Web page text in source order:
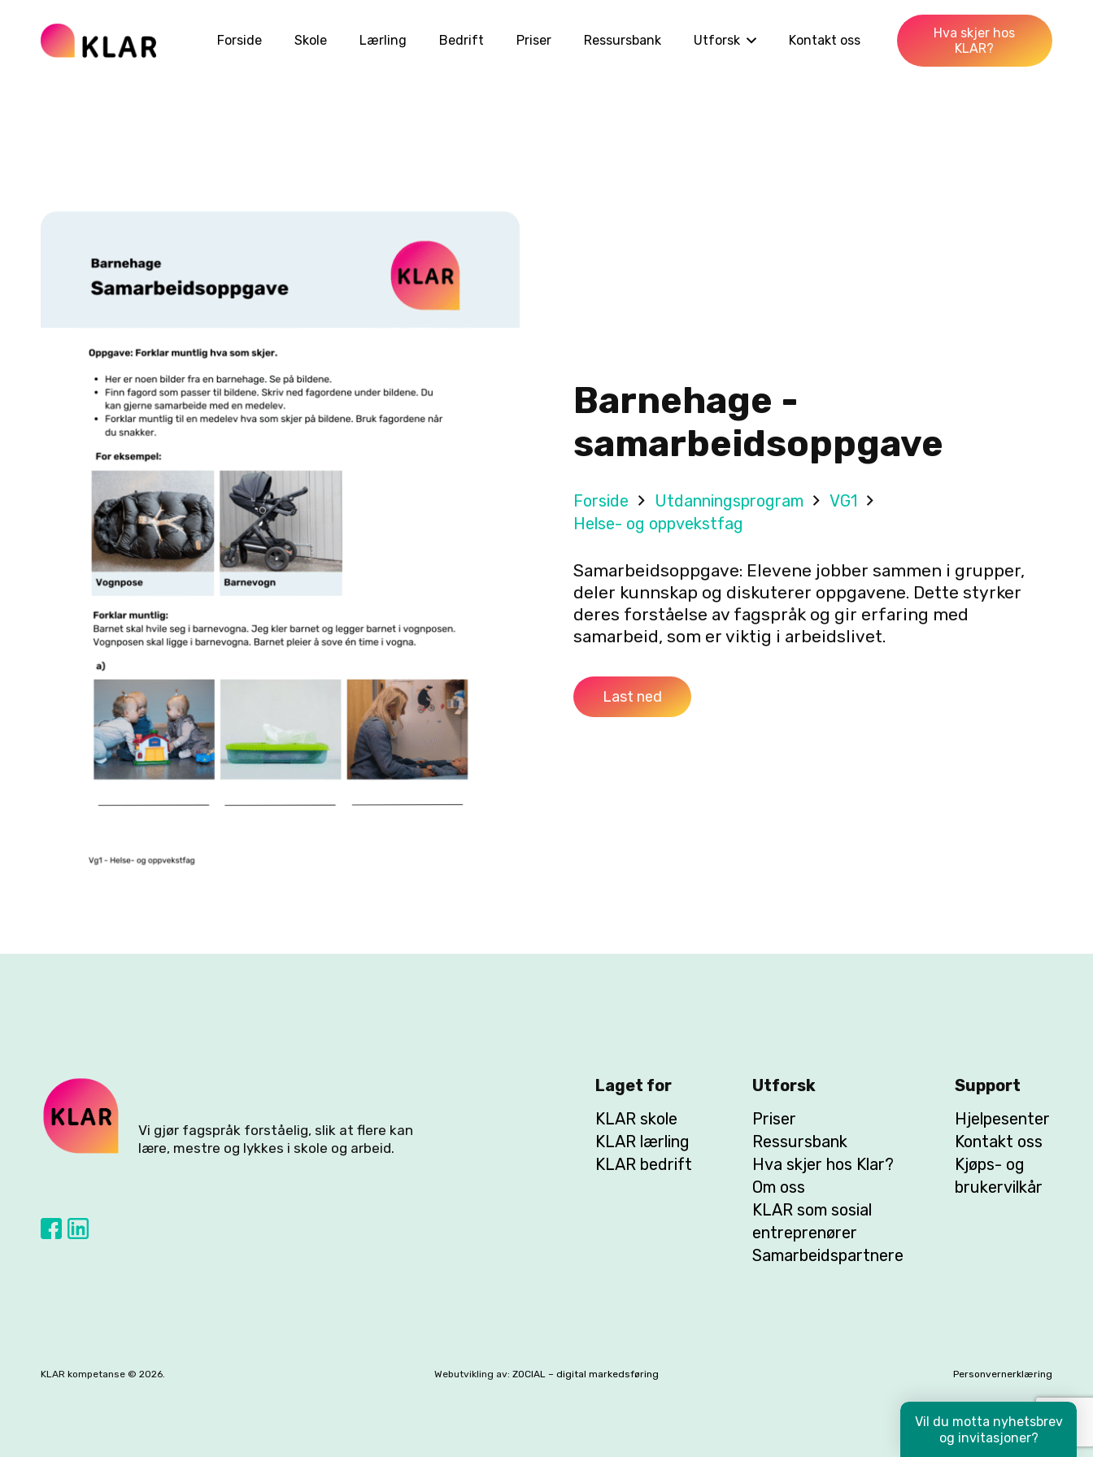
Forside Skole Lærling Bedrift Priser Ressursbank Utforsk Kontakt oss
Hva skjer hos
KLAR?
Barnehage -
samarbeidsoppgave
Forside Utdanningsprogram
VG1
Helse- og oppvekstfag
Samarbeidsoppgave: Elevene jobber sammen i grupper,
deler kunnskap og diskuterer oppgavene. Dette styrker
deres forståelse av fagspråk og gir erfaring med
samarbeid, som er viktig i arbeidslivet.
Last ned
Vi gjør fagspråk forståelig, slik at flere kan
lære, mestre og lykkes i skole og arbeid.
Laget for
KLAR skole
KLAR lærling
KLAR bedrift
Utforsk
Priser
Ressursbank
Hva skjer hos Klar?
Om oss
KLAR som sosial
entreprenører
Samarbeidspartnere
Support
Hjelpesenter
Kontakt oss
Kjøps- og
brukervilkår
KLAR kompetanse © 2026. Webutvikling av: ZOCIAL – digital markedsføring Personvernerklæring
Vil du motta nyhetsbrev
og invitasjoner?